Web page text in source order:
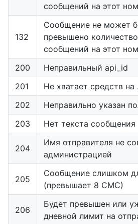
сообщений на этот
132
Сообщение не может
превышено
сообщений на этот
200
Неправильный api_id
201
Не хватает средств
202
Неправильно указан
203
Нет текста сообщения
204
Имя отправителя не
администрацией
205
Сообщение слишком
(превышает 8 СМС)
206
Будет превышен или
дневной лимит на